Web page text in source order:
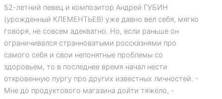
52-летний певец и композитор Андрей ГУБИН
(урожденный КЛЕМЕНТЬЕВ) уже давно вел себя, мягко
говоря, не совсем адекватно. Но, если раньше он
ограничивался странноватыми россказнями про
самого себя и свои непонятные проблемы со
здоровьем, то в последнее время начал нести
откровенную пургу про других известных личностей. -
Мне до продуктового магазина дойти тяжело, -